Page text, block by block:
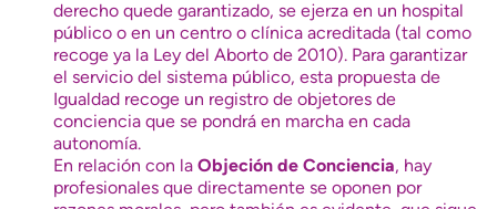
derecho quede garantizado, se ejerza en un hospital
público o en un centro o clínica acreditada (tal como
recoge ya la Ley del Aborto de 2010). Para garantizar
el servicio del sistema público, esta propuesta de
Igualdad recoge un registro de objetores de
conciencia que se pondrá en marcha en cada
autonomía.
En relación con la Objeción de Conciencia, hay
profesionales que directamente se oponen por